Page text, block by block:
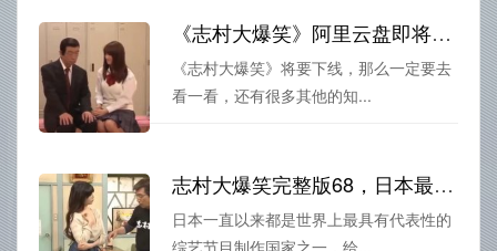
《志村大爆笑》阿里云盘即将下线，今天还不快看
《志村大爆笑》将要下线，那么一定要去
看一看，还有很多其他的知...
志村大爆笑完整版68，日本最搞笑节目一览
日本一直以来都是世界上最具有代表性的